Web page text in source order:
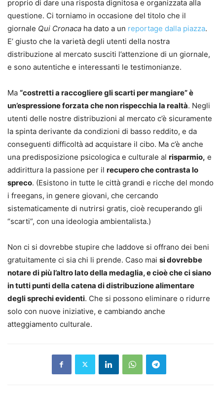
proprio di dare una risposta dignitosa e organizzata alla
questione. Ci torniamo in occasione del titolo che il
giornale Qui Cronaca ha dato a un reportage dalla piazza.
E’ giusto che la varietà degli utenti della nostra
distribuzione al mercato susciti l’attenzione di un giornale,
e sono autentiche e interessanti le testimonianze.
Ma “costretti a raccogliere gli scarti per mangiare” è
un’espressione forzata che non rispecchia la realtà. Negli
utenti delle nostre distribuzioni al mercato c’è sicuramente
la spinta derivante da condizioni di basso reddito, e da
conseguenti difficoltà ad acquistare il cibo. Ma c’è anche
una predisposizione psicologica e culturale al risparmio, e
addirittura la passione per il recupero che contrasta lo
spreco. (Esistono in tutte le città grandi e ricche del mondo
i freegans, in genere giovani, che cercando
sistematicamente di nutrirsi gratis, cioè recuperando gli
“scarti”, con una ideologia ambientalista.)
Non ci si dovrebbe stupire che laddove si offrano dei beni
gratuitamente ci sia chi li prende. Caso mai si dovrebbe
notare di più l’altro lato della medaglia, e cioè che ci siano
in tutti punti della catena di distribuzione alimentare
degli sprechi evidenti. Che si possono eliminare o ridurre
solo con nuove iniziative, e cambiando anche
atteggiamento culturale.